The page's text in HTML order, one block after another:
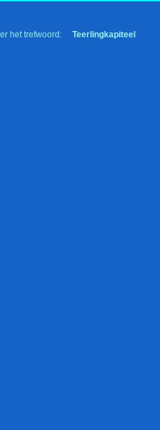
het trefwoord: Teerlingkapiteel